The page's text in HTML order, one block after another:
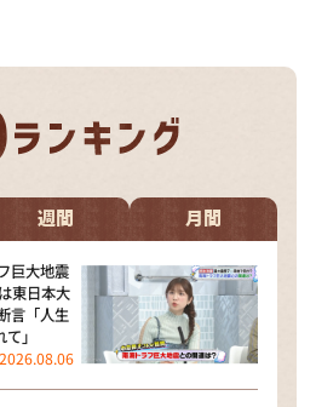
福井アナ「なんでやねん！？」
の献立 何にする？～
シーズン２
イブ 正義のミカタ
～
！
週間 月間
巨大地震
東日本大
言「人生
」
2026.08.06